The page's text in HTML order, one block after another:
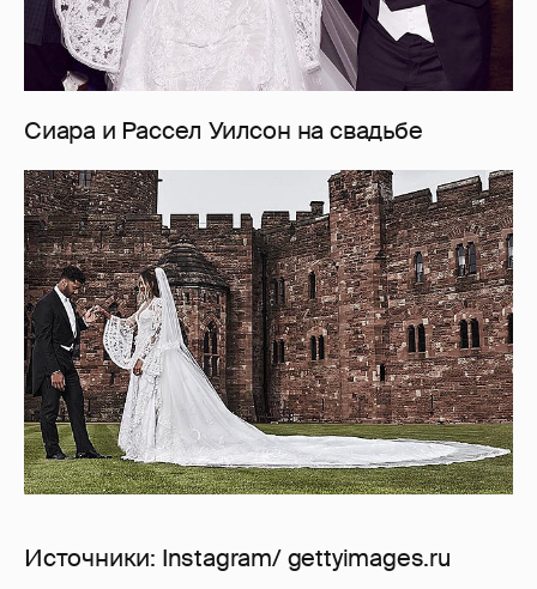
Сиара и Рассел Уилсон на свадьбе
Источники: Instagram/ gettyimages.ru